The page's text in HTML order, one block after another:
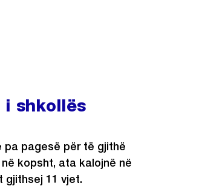
shkollës
pa pagesë për të gjithë
kopsht, ata kalojnë në
gjithsej 11 vjet.